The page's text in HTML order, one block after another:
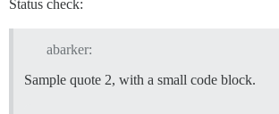
Status check:
abarker:
Sample quote 2, with a small code block.